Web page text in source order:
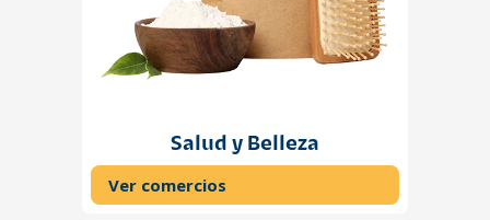
Salud y Belleza
Ver comercios